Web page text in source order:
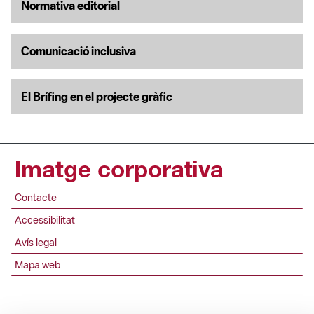
Normativa editorial
Comunicació inclusiva
El Brífing en el projecte gràfic
Contacte
Accessibilitat
Avís legal
Mapa web